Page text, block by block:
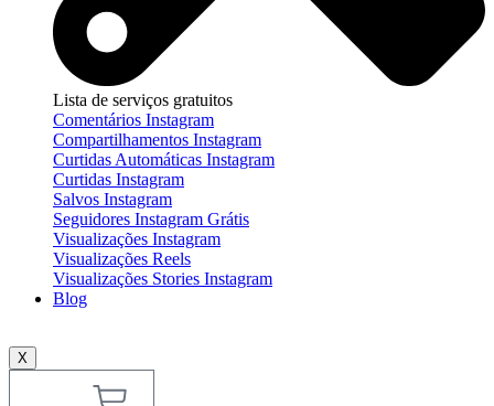
Lista de serviços gratuitos
Comentários Instagram
Compartilhamentos Instagram
Curtidas Automáticas Instagram
Curtidas Instagram
Salvos Instagram
Seguidores Instagram Grátis
Visualizações Instagram
Visualizações Reels
Visualizações Stories Instagram
Blog
X